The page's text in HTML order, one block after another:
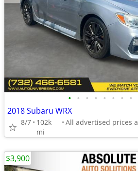
• • • • • • • •
2018 Subaru WRX
8/7
102k
mi
$3,900